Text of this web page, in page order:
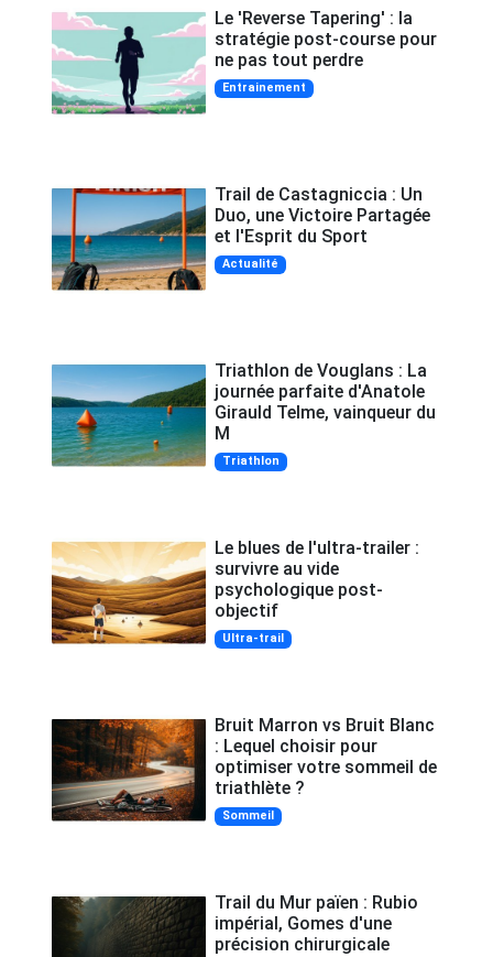
Le 'Reverse Tapering' : la
stratégie post-course pour
ne pas tout perdre
Entrainement
Trail de Castagniccia : Un
Duo, une Victoire Partagée
et l'Esprit du Sport
Actualité
Triathlon de Vouglans : La
journée parfaite d'Anatole
Girauld Telme, vainqueur du
M
Triathlon
Le blues de l'ultra-trailer :
survivre au vide
psychologique post-
objectif
Ultra-trail
Bruit Marron vs Bruit Blanc
: Lequel choisir pour
optimiser votre sommeil de
triathlète ?
Sommeil
Trail du Mur païen : Rubio
impérial, Gomes d'une
précision chirurgicale